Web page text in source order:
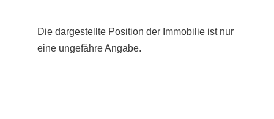
Die dargestellte Position der Immobilie ist nur
eine ungefähre Angabe.